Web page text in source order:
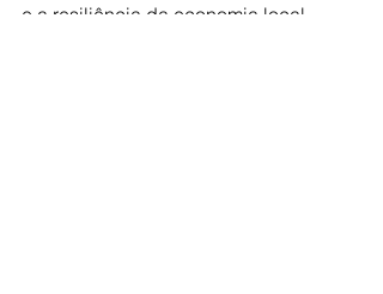
e a resiliência da economia local.